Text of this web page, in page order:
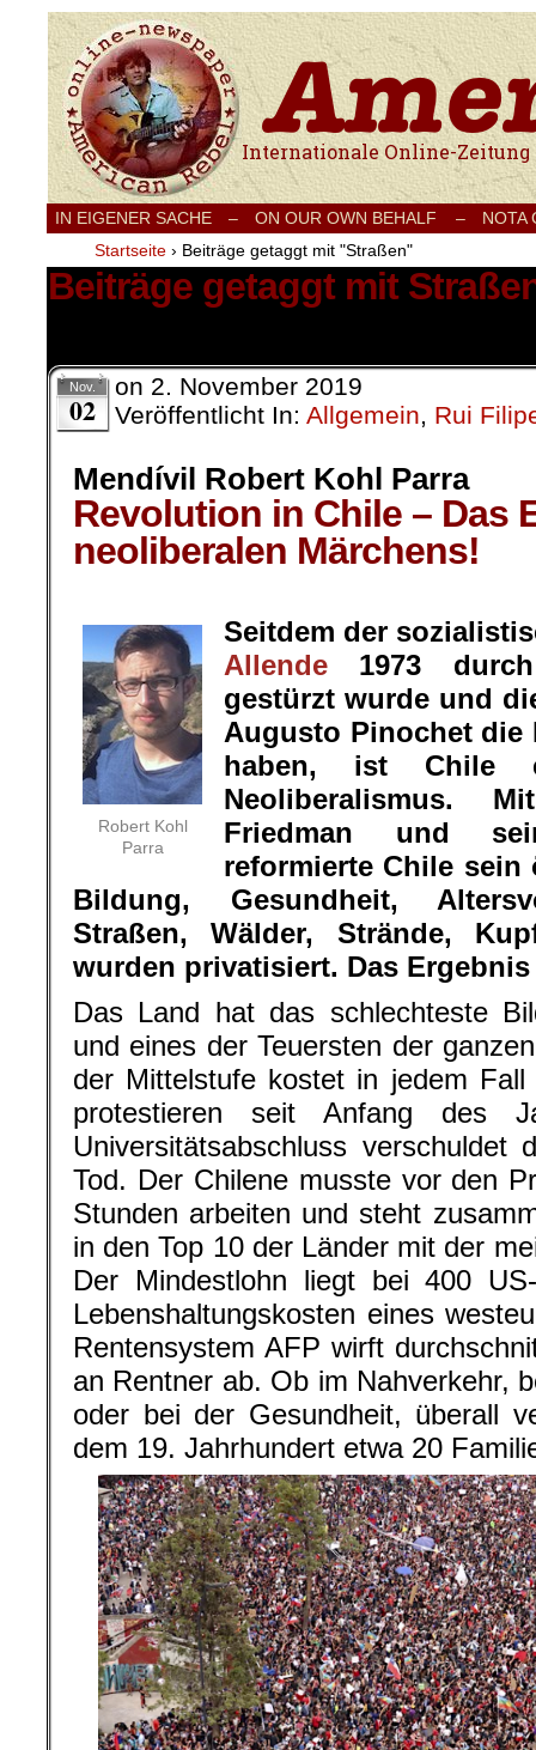
Internationale Onlinezeitung für Frieden,
IN EIGENER SACHE – ON OUR OWN BEHALF –
NOTA
Startseite › Beiträge getaggt mit "Straßen"
Beiträge getaggt mit
Nov.
02
on 2. November 2019
Veröffentlicht In: Allgemein, Rui
Mendívil Robert Kohl Parra
Revolution in Chile – Das
neoliberalen Märchens!
Robert Kohl
Parra
Seitdem der
Allende 1973
gestürzt wurde und
Augusto Pinochet die
haben, ist Chile
Neoliberalismus.
Friedman und
reformierte Chile sein
Bildung, Gesundheit,
Straßen, Wälder, Strände,
wurden privatisiert. Das
Das Land hat das schlechteste
und eines der Teuersten der
der Mittelstufe kostet in jedem
protestieren seit Anfang des
Universitätsabschluss
Tod. Der Chilene musste vor den
Stunden arbeiten und steht
in den Top 10 der Länder mit der
Der Mindestlohn liegt bei 400
Lebenshaltungskosten eines
Rentensystem AFP wirft
an Rentner ab. Ob im Nahverkehr,
oder bei der Gesundheit, überall
dem 19. Jahrhundert etwa 20